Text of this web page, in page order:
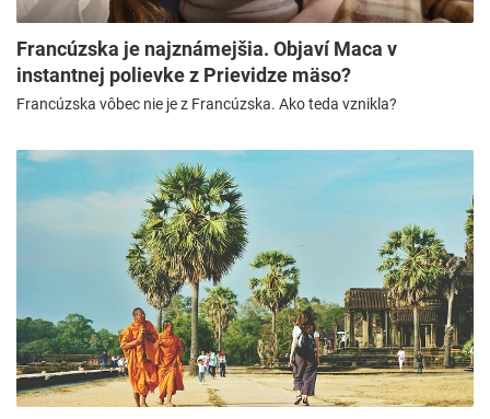
Francúzska je najznámejšia. Objaví Maca v
instantnej polievke z Prievidze mäso?
Francúzska vôbec nie je z Francúzska. Ako teda vznikla?